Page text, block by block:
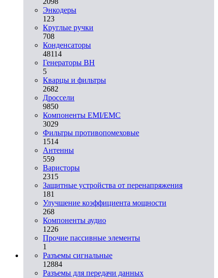
Энкодеры
123
Круглые ручки
708
Конденсаторы
48114
Генераторы ВН
5
Кварцы и фильтры
2682
Дроссели
9850
Компоненты EMI/EMC
3029
Фильтры противопомеховые
1514
Антенны
559
Варисторы
2315
Защитные устройства от перенапряжения
181
Улучшение коэффициента мощности
268
Компоненты аудио
1226
Прочие пассивные элементы
1
Разъeмы сигнальные
12884
Разъeмы для передачи данных